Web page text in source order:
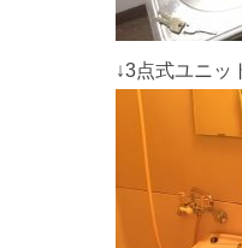
↓3点式ユニッ